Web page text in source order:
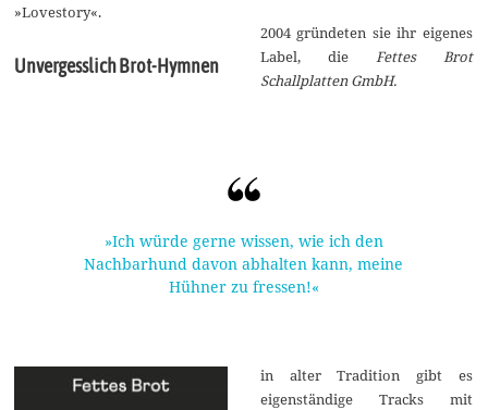
»Lovestory«.
Unvergesslich Brot-Hymnen
2004 gründeten sie ihr eigenes
Label, die Fettes Brot
Schallplatten GmbH.
»Ich würde gerne wissen, wie ich den
Nachbarhund davon abhalten kann, meine
Hühner zu fressen!«
in alter Tradition gibt es
eigenständige Tracks mit